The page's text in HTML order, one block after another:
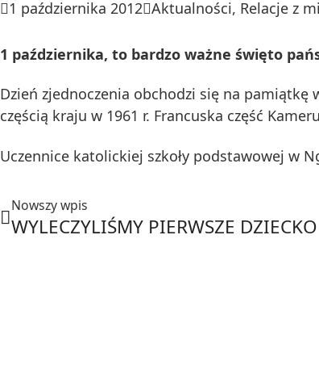
1 października 2012 Aktualności, Relacje z
1 października, to bardzo ważne święto
Dzień zjednoczenia obchodzi się na pamiątkę
częścią kraju w 1961 r. Francuska część
Uczennice katolickiej szkoły podstawowej w
WYLECZYLIŚMY PIERWSZE DZIECKO
Nowszy wpis